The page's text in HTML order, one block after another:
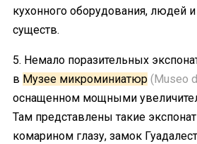
кухонного оборудования, людей
существ.
5. Немало поразительных
в Музее микроминиатюр (Museo
оснащенном мощными
Там представлены такие
комарином глазу, замок